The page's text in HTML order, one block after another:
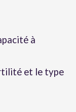
à
et le type